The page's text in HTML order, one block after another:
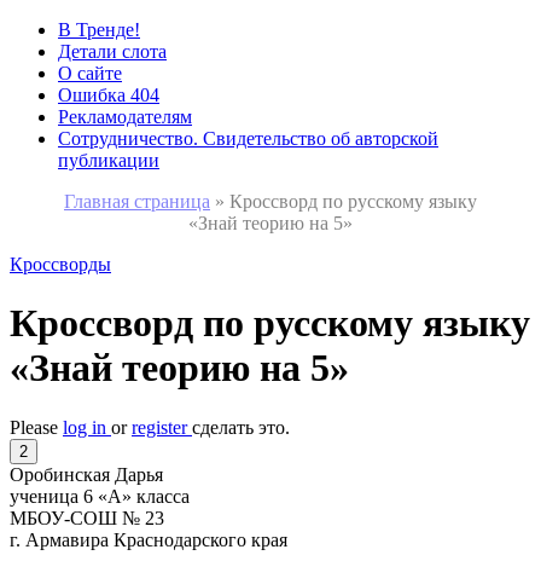
В Тренде!
Детали слота
О сайте
Ошибка 404
Рекламодателям
Сотрудничество. Свидетельство об авторской
публикации
Главная страница » Кроссворд по русскому языку
«Знай теорию на 5»
Кроссворды
Кроссворд по русскому языку
«Знай теорию на 5»
Please log in orregisterсделать это.
2
Оробинская Дарья
ученица 6 «А» класса
МБОУ-СОШ № 23
г. Армавира Краснодарского края